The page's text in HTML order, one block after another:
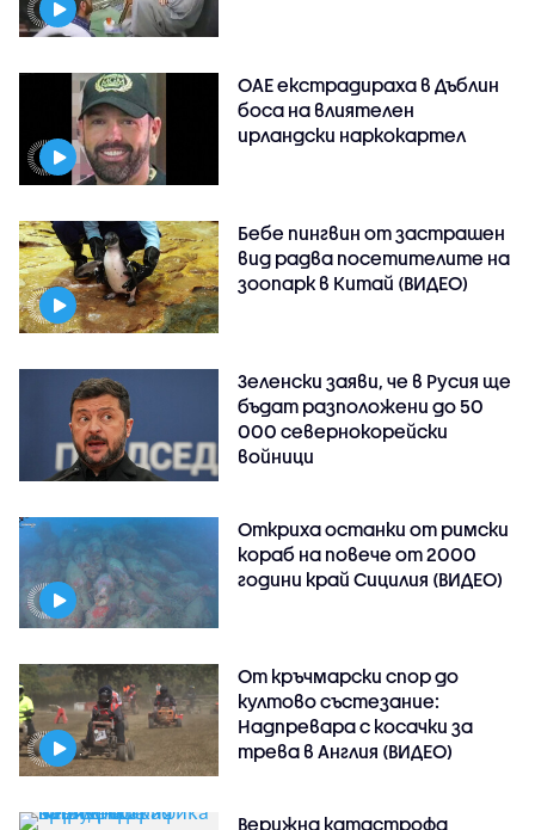
ОАЕ екстрадираха в Дъблин
боса на влиятелен
ирландски наркокартел
Бебе пингвин от застрашен
вид радва посетителите на
зоопарк в Китай (ВИДЕО)
Зеленски заяви, че в Русия ще
бъдат разположени до 50
000 севернокорейски
войници
Откриха останки от римски
кораб на повече от 2000
години край Сицилия (ВИДЕО)
От кръчмарски спор до
култово състезание:
Надпревара с косачки за
трева в Англия (ВИДЕО)
Верижна катастрофа